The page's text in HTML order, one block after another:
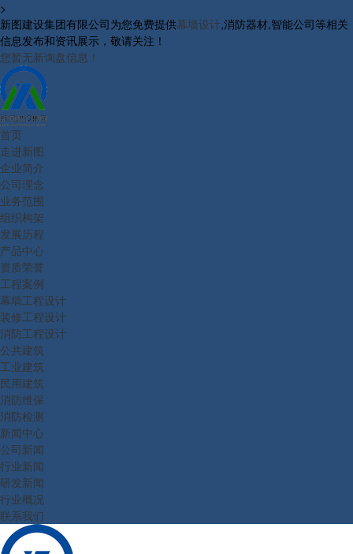
>
新图建设集团有限公司为您免费提供幕墙设计,消防器材,智能公司等相关
信息发布和资讯展示，敬请关注！
您暂无新询盘信息！
首页
走进新图
企业简介
公司理念
业务范围
组织构架
发展历程
产品中心
资质荣誉
工程案例
幕墙工程设计
装修工程设计
消防工程设计
公共建筑
工业建筑
民用建筑
消防维保
消防检测
新闻中心
公司新闻
行业新闻
研发新闻
行业概况
联系我们